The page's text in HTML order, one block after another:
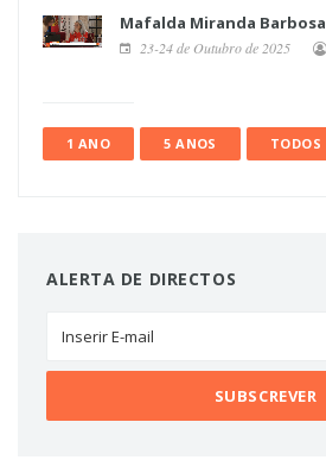
Mafalda Miranda Barbosa
23-24 de Outubro de 2025
1 ANO 5 ANOS TODOS
ALERTA DE DIRECTOS